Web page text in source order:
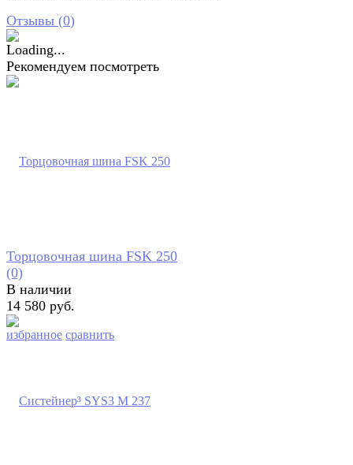
Отзывы (0)
Рекомендуем посмотреть
избранное сравнить
Торцовочная шина FSK 250
(0)
В наличии
14 580 руб.